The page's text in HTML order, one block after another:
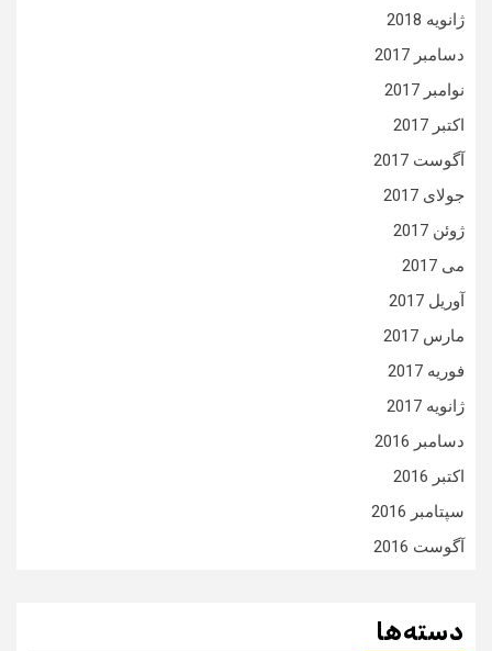
ژانویه 2018
دسامبر 2017
نوامبر 2017
اکتبر 2017
آگوست 2017
جولای 2017
ژوئن 2017
می 2017
آوریل 2017
مارس 2017
فوریه 2017
ژانویه 2017
دسامبر 2016
اکتبر 2016
سپتامبر 2016
آگوست 2016
دسته‌ها